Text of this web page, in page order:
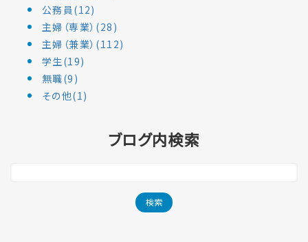
公務員(12)
主婦（専業）(28)
主婦（兼業）(112)
学生(19)
無職(9)
その他(1)
ブログ内検索